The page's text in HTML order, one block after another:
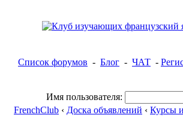
Список форумов - Блог - ЧАТ -
Имя пользователя:
FrenchClub ‹ Доска объявлений ‹ Курсы